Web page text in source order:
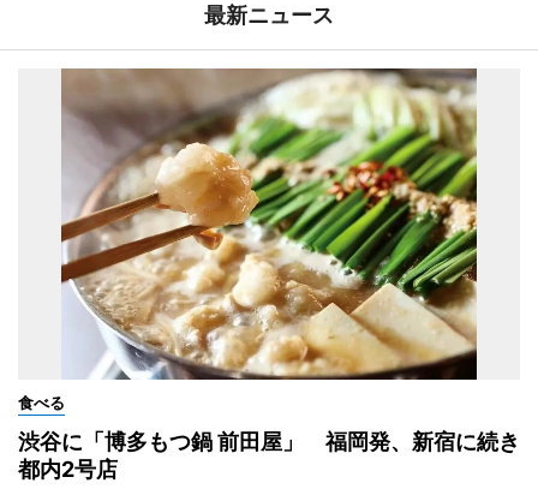
最新ニュース
食べる
渋谷に「博多もつ鍋 前田屋」 福岡発、新宿に続き
都内2号店